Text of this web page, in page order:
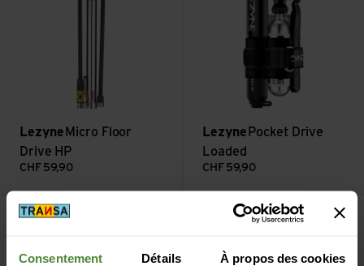
Consentement Détails À propos des cookies
Lezyne Micro Floor
Drive HP
CHF 59,90
Lezyne Pocket Drive
Loaded
CHF 59,90
Uniquement en ligne
Voir Pocket Drive Pro
Uniquement en ligne
Voir Pocket Drive Pro HV